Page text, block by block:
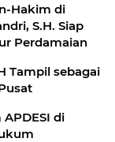
Hakim di
S.H. Siap
Perdamaian
Tampil sebagai
di